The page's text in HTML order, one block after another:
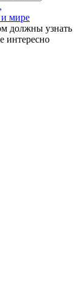
,
и мире
должны узнать
интересно